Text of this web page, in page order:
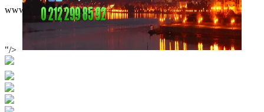
www.temlak.com.tr
"/>